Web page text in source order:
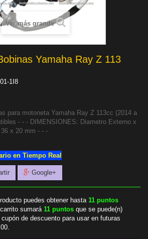
Ver más grande
Yamaha Ray Z 113
1I8
para motoneta Yamaha Ray Z 113cc (2014 a
- - - DIMENSIONES: Diametro Externo x
x 20 mm - - -
en Tiempo Real
Google+
puedes obtener hasta 11 puntos
sumará11 puntos que se puede(n)
de descuento para usar en futuras
.